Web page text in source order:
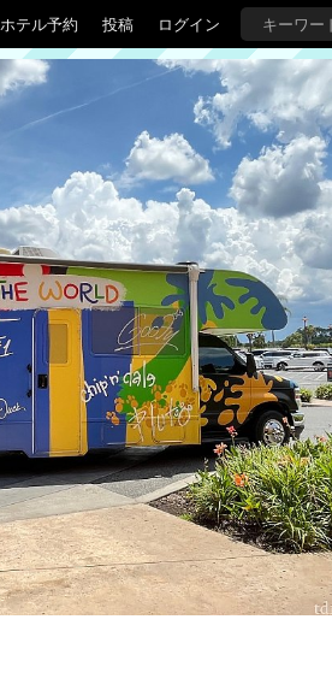
ホテル予約 投稿 ログイン